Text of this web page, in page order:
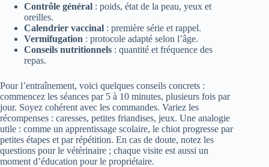
Contrôle général : poids, état de la peau, yeux et
oreilles.
Calendrier vaccinal : première série et rappel.
Vermifugation : protocole adapté selon l’âge.
Conseils nutritionnels : quantité et fréquence des
repas.
Pour l’entraînement, voici quelques conseils concrets :
commencez les séances par 5 à 10 minutes, plusieurs fois par
jour. Soyez cohérent avec les commandes. Variez les
récompenses : caresses, petites friandises, jeux. Une analogie
utile : comme un apprentissage scolaire, le chiot progresse par
petites étapes et par répétition. En cas de doute, notez les
questions pour le vétérinaire ; chaque visite est aussi un
moment d’éducation pour le propriétaire.